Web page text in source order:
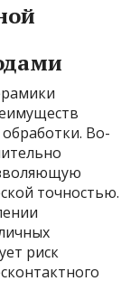
Во-
точностью.
риск